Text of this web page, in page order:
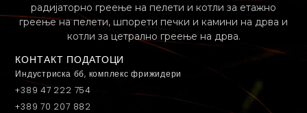
радијаторно греење на пелети и котли за етажно
греење на пелети, шпорети печки и камини на дрва и
котли за цетрално греење на дрва.
КОНТАКТ ПОДАТОЦИ
Индустриска бб, комплекс фрижидери
+389 47 222 754
+389 70 207 882